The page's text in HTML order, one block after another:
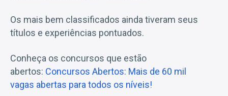
Os mais bem classificados ainda tiveram seus
títulos e experiências pontuados.
Conheça os concursos que estão
abertos: Concursos Abertos: Mais de 60 mil
vagas abertas para todos os níveis!